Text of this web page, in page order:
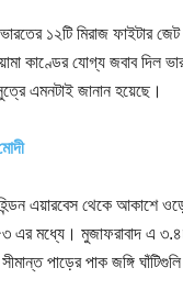
১২টি মিরাজ ফাইটার
কাণ্ডের যোগ্য জবাব দিল
এমনটাই জানান হয়েছে।
এয়ারবেস থেকে আকাশে
এর মধ্যে। মুজাফরাবাদ এ
পাড়ের পাক জঙ্গি